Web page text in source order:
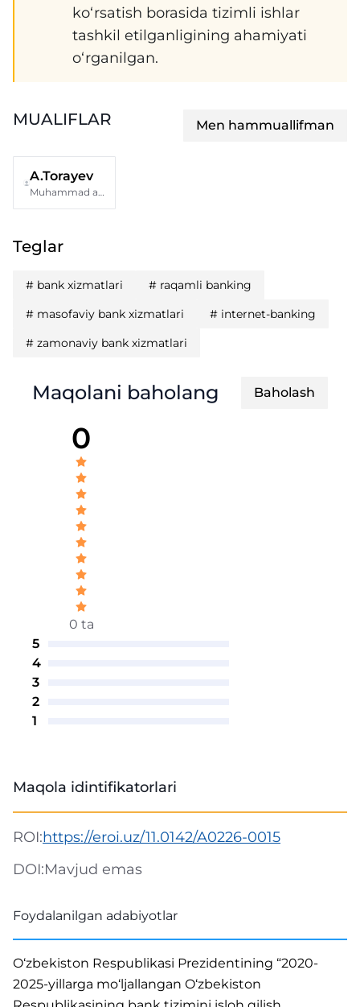
ko‘rsatish borasida tizimli ishlar
tashkil etilganligining ahamiyati
o‘rganilgan.
MUALIFLAR Men hammuallifman
A.Torayev
Muhammad al-Xorazmiy nomidagi Toshkent axborot texnologiyalari universiteti
Teglar
# bank xizmatlari # raqamli banking
# masofaviy bank xizmatlari # internet-banking
# zamonaviy bank xizmatlari
Maqolani baholang Baholash
0
0 ta
5
4
3
2
1
Maqola idintifikatorlari
ROI:https://eroi.uz/11.0142/A0226-0015
DOI:Mavjud emas
Foydalanilgan adabiyotlar
O‘zbekiston Respublikasi Prezidentining “2020-
2025-yillarga mo‘ljallangan O‘zbekiston